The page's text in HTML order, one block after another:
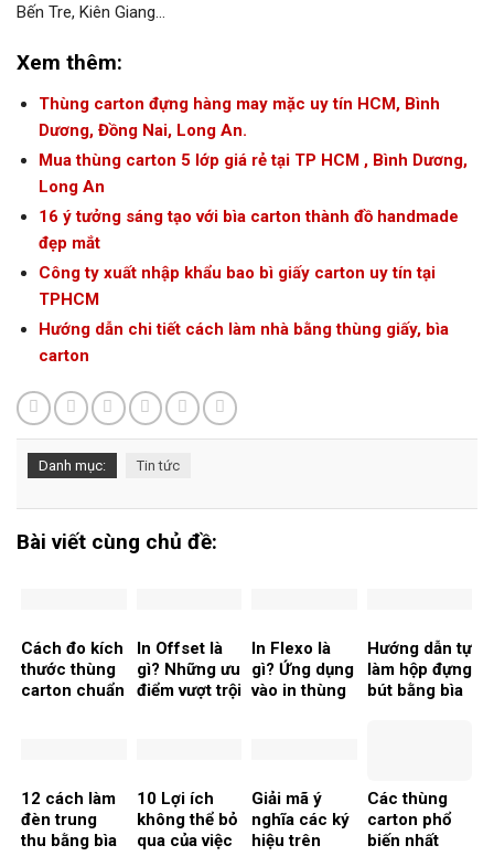
Bến Tre, Kiên Giang…
Xem thêm:
Thùng carton đựng hàng may mặc uy tín HCM, Bình
Dương, Đồng Nai, Long An.
Mua thùng carton 5 lớp giá rẻ tại TP HCM , Bình Dương,
Long An
16 ý tưởng sáng tạo với bìa carton thành đồ handmade
đẹp mắt
Công ty xuất nhập khẩu bao bì giấy carton uy tín tại
TPHCM
Hướng dẫn chi tiết cách làm nhà bằng thùng giấy, bìa
carton
Danh mục: Tin tức
Bài viết cùng chủ đề:
Cách đo kích
thước thùng
carton chuẩn
In Offset là
gì? Những ưu
điểm vượt trội
In Flexo là
gì? Ứng dụng
vào in thùng
Hướng dẫn tự
làm hộp đựng
bút bằng bìa
12 cách làm
đèn trung
thu bằng bìa
10 Lợi ích
không thể bỏ
qua của việc
Giải mã ý
nghĩa các ký
hiệu trên
Các thùng
carton phổ
biến nhất